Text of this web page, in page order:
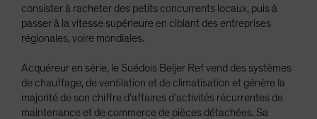
consister à racheter des petits concurrents locaux, puis à
passer à la vitesse supérieure en ciblant des entreprises
régionales, voire mondiales.
Acquéreur en série, le Suédois Beijer Ref vend des systèmes
de chauffage, de ventilation et de climatisation et génère la
majorité de son chiffre d’affaires d’activités récurrentes de
maintenance et de commerce de pièces détachées. Sa